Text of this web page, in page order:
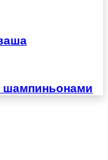
шампиньонами